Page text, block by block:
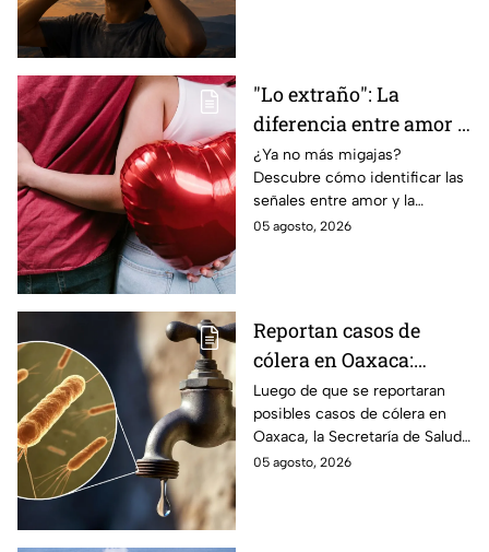
"Lo extraño": La
diferencia entre amor y
dependencia
emocional
¿Ya no más migajas?
Descubre cómo identificar las
señales entre amor y la
dependencia emocional. Estos
05 agosto, 2026
Reportan casos de
cólera en Oaxaca:
síntomas y las
principales formas de
contagio
Luego de que se reportaran
posibles casos de cólera en
Oaxaca, la Secretaría de Salud
del Estado pide tomar
05 agosto, 2026